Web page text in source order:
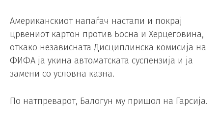
Американскиот напаѓач настапи и покрај
црвениот картон против Босна и Херцеговина,
откако независната Дисциплинска комисија на
ФИФА ја укина автоматската суспензија и ја
замени со условна казна.
По натпреварот, Балогун му пришол на Гарсија.